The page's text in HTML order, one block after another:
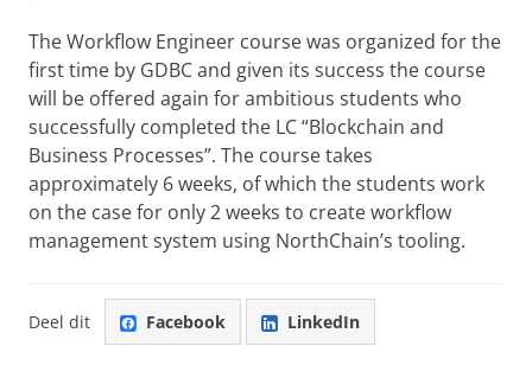
The Workflow Engineer course was organized for the
first time by GDBC and given its success the course
will be offered again for ambitious students who
successfully completed the LC “Blockchain and
Business Processes”. The course takes
approximately 6 weeks, of which the students work
on the case for only 2 weeks to create workflow
management system using NorthChain’s tooling.
Deel dit Facebook LinkedIn